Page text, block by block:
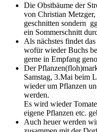
Die Obstbäume der
von Christian
geschnitten sondern
ein Sommerschnitt
Als nächstes findet
wofür wieder Buchs
gerne in Empfang
Der
Samstag, 3.Mai beim
wieder um Pflanzen
werden.
Es wird wieder
eigene Pflanzen etc.
Auch heuer werden